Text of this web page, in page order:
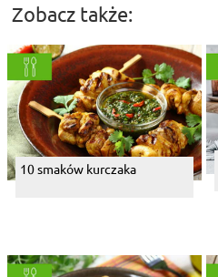
Zobacz także:
10 smaków kurczaka